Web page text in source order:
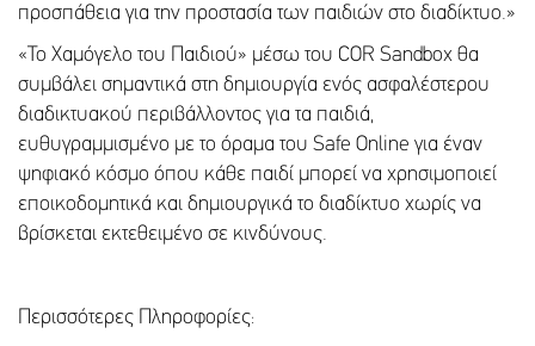
προσπάθεια για την προστασία των παιδιών στο διαδίκτυο.»
«Το Χαμόγελο του Παιδιού» μέσω του COR Sandbox θα
συμβάλει σημαντικά στη δημιουργία ενός ασφαλέστερου
διαδικτυακού περιβάλλοντος για τα παιδιά,
ευθυγραμμισμένο με το όραμα του Safe Online για έναν
ψηφιακό κόσμο όπου κάθε παιδί μπορεί να χρησιμοποιεί
εποικοδομητικά και δημιουργικά το διαδίκτυο χωρίς να
βρίσκεται εκτεθειμένο σε κινδύνους.
Περισσότερες Πληροφορίες: